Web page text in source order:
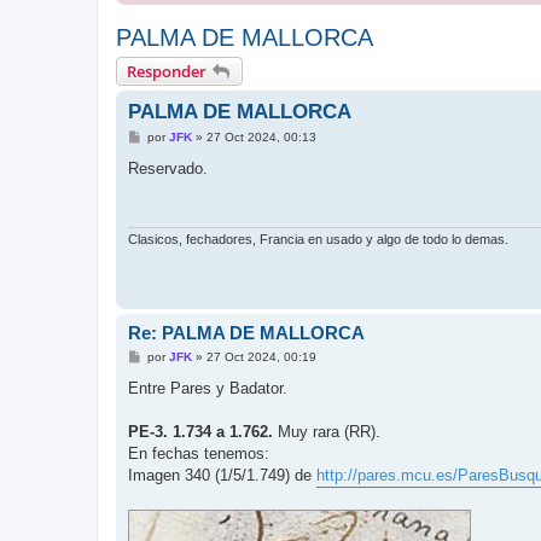
PALMA DE MALLORCA
Responder
PALMA DE MALLORCA
M
n
porJFK» 27 Oct 2024, 00:13
Reservado.
Clasicos, fechadores, Francia en usado y algo de todo lo demas.
Re: PALMA DE MALLORCA
M
n
j
porJFK» 27 Oct 2024, 00:19
Entre Pares y Badator.
PE-3. 1.734 a 1.762. Muy rara (RR).
En fechas tenemos:
Imagen 340 (1/5/1.749) de http://pares.mcu.es/